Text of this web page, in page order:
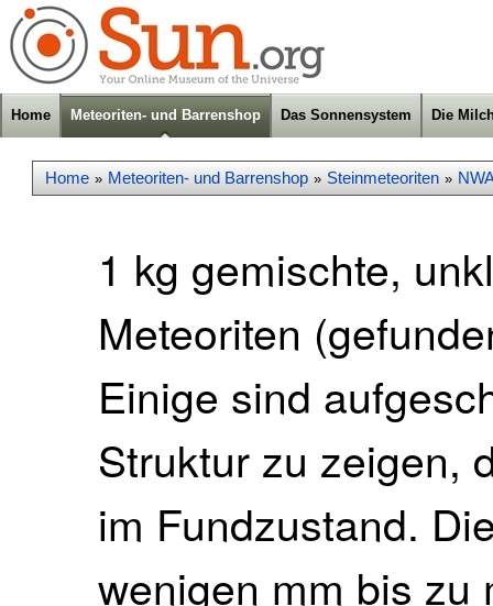
Home Meteoriten- und Barrenshop Das Sonnensystem Die
Home » Meteoriten- und Barrenshop » Steinmeteoriten »
1 kg gemischte,
Meteoriten
Einige sind
Struktur zu zeigen,
im Fundzustand.
wenigen mm bis zu